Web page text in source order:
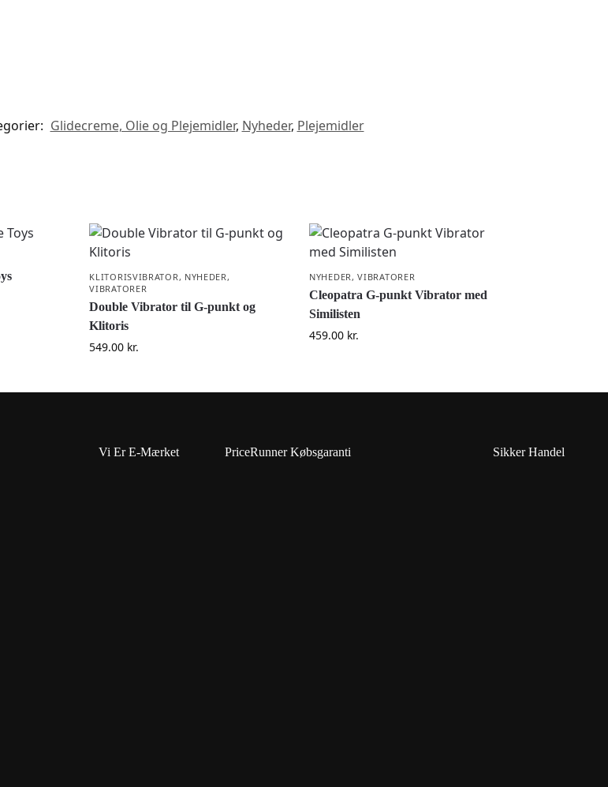
Glidecreme, Olie og Plejemidler, Nyheder, Plejemidler
KLITORISVIBRATOR , NYHEDER ,
VIBRATORER
Double Vibrator til G-punkt og
Klitoris
549.00 kr.
NYHEDER ,VIBRATORER
Cleopatra G-punkt Vibrator med
Similisten
459.00 kr.
Vi Er E-Mærket PriceRunner Købsgaranti Sikker Handel